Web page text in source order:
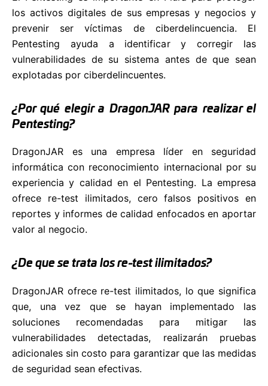
los activos digitales de sus empresas y negocios y
prevenir ser víctimas de ciberdelincuencia. El
Pentesting ayuda a identificar y corregir las
vulnerabilidades de su sistema antes de que sean
explotadas por ciberdelincuentes.
¿Por qué elegir a DragonJAR para realizar el
Pentesting?
DragonJAR es una empresa líder en seguridad
informática con reconocimiento internacional por su
experiencia y calidad en el Pentesting. La empresa
ofrece re-test ilimitados, cero falsos positivos en
reportes y informes de calidad enfocados en aportar
valor al negocio.
¿De que se trata los re-test ilimitados?
DragonJAR ofrece re-test ilimitados, lo que significa
que, una vez que se hayan implementado las
soluciones recomendadas para mitigar las
vulnerabilidades detectadas, realizarán pruebas
adicionales sin costo para garantizar que las medidas
de seguridad sean efectivas.